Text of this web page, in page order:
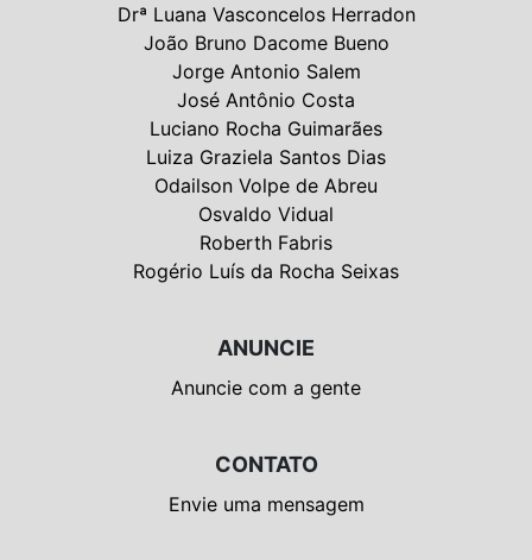
Drª Luana Vasconcelos Herradon
João Bruno Dacome Bueno
Jorge Antonio Salem
José Antônio Costa
Luciano Rocha Guimarães
Luiza Graziela Santos Dias
Odailson Volpe de Abreu
Osvaldo Vidual
Roberth Fabris
Rogério Luís da Rocha Seixas
ANUNCIE
Anuncie com a gente
CONTATO
Envie uma mensagem